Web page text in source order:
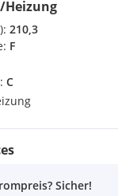
Heizung
210,3
F
C
Sicher!